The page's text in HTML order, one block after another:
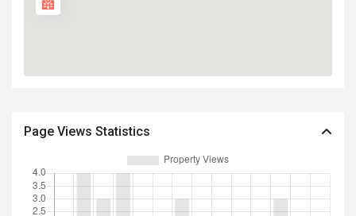
Page Views Statistics